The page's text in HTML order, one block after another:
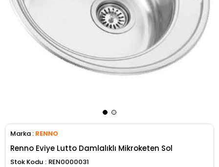
Marka : RENNO
Renno Eviye Lutto Damlalıklı Mikroketen Sol
Stok Kodu
REN0000031